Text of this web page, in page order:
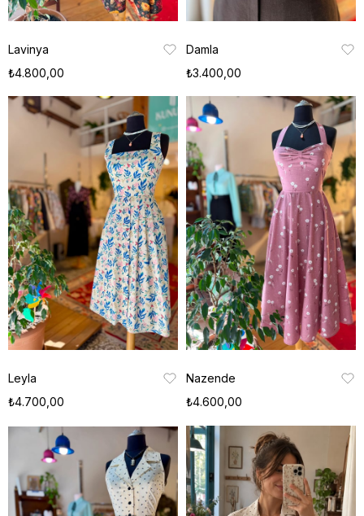
Lavinya
₺4.800,00
Damla
₺3.400,00
Leyla
₺4.700,00
Nazende
₺4.600,00